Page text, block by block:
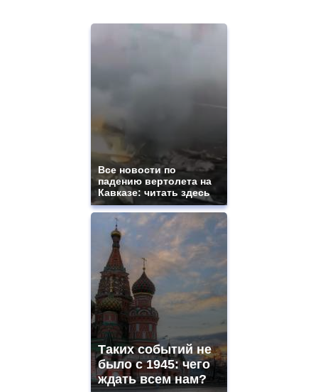
https://www.replicasrelojes.to/
Все новости по
падению вертолета на
Кавказе: читать здесь
Таких событий не
было с 1945: чего
ждать всем нам?